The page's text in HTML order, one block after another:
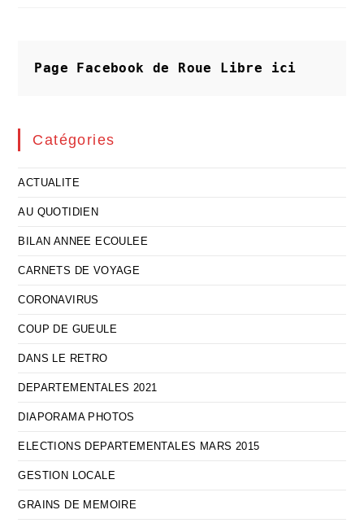
Quotidien
Page Facebook de Roue Libre ici
Catégories
ACTUALITE
AU QUOTIDIEN
BILAN ANNEE ECOULEE
CARNETS DE VOYAGE
CORONAVIRUS
COUP DE GUEULE
DANS LE RETRO
DEPARTEMENTALES 2021
DIAPORAMA PHOTOS
ELECTIONS DEPARTEMENTALES MARS 2015
GESTION LOCALE
GRAINS DE MEMOIRE